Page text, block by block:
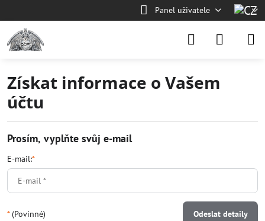
Panel uživatele
Získat informace o Vašem
účtu
Prosím, vyplňte svůj e-mail
E-mail:*
*(Povinné) Odeslat detaily